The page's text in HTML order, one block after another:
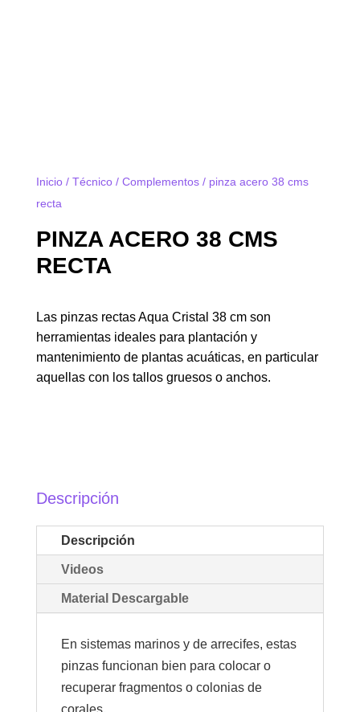
Inicio/ Técnico/ Complementos/ pinza acero 38 cms
recta
PINZA ACERO 38 CMS
RECTA
Las pinzas rectas Aqua Cristal 38 cm son
herramientas ideales para plantación y
mantenimiento de plantas acuáticas, en particular
aquellas con los tallos gruesos o anchos.
Descripción
Descripción
Videos
Material Descargable
En sistemas marinos y de arrecifes, estas
pinzas funcionan bien para colocar o
recuperar fragmentos o colonias de
corales.